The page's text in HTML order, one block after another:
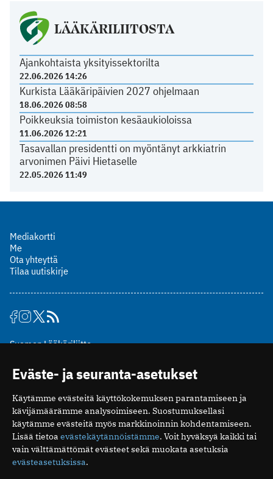
LÄÄKÄRILIITOSTA
Ajankohtaista yksityissektorilta
22.06.2026 14:26
Kurkista Lääkäripäivien 2027 ohjelmaan
18.06.2026 08:58
Poikkeuksia toimiston kesäaukioloissa
11.06.2026 12:21
Tasavallan presidentti on myöntänyt arkkiatrin
arvonimen Päivi Hietaselle
22.05.2026 11:49
Mediakortti
Me
Ota yhteyttä
Tilaa uutiskirje
Suomen Lääkäriliitto
00510 Helsinki
puh. (09) 393 091
toimitus@potilaanlaakarilehti.fi
ISSN 2323-9476
Eväste- ja seuranta-asetukset
Käytämme evästeitä käyttökokemuksen parantamiseen ja
kävijämäärämme analysoimiseen. Suostumuksellasi
käytämme evästeitä myös markkinoinnin kohdentamiseen.
Lisää tietoa evästekäytännöistämme. Voit hyväksyä kaikki tai
vain välttämättömät evästeet sekä muokata asetuksia
evästeasetuksissa.